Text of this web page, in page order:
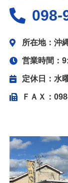
098-
所在地：沖
営業時間：
定休日：水
ＦＡＸ：